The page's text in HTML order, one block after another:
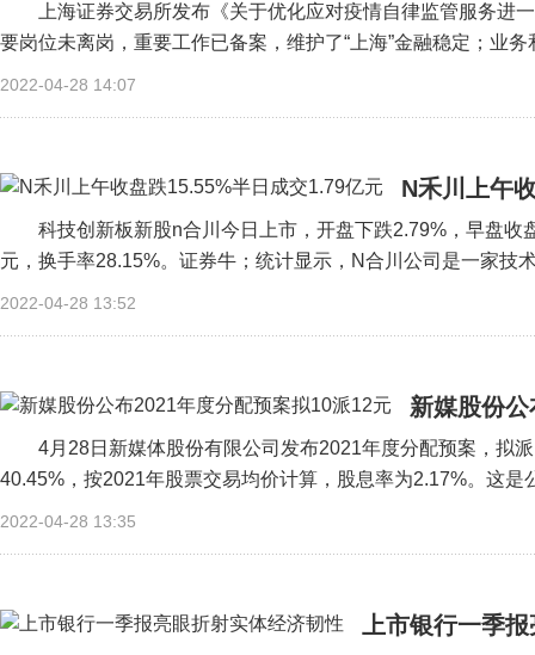
上海证券交易所发布《关于优化应对疫情自律监管服务
要岗位未离岗，重要工作已备案，维护了“上海”金融稳定；业
2022-04-28 14:07
N禾川上午
科技创新板新股n合川今日上市，开盘下跌2.79%，早盘
元，换手率28.15%。证券牛；统计显示，N合川公司是一家技
2022-04-28 13:52
新媒股份
4月28日新媒体股份有限公司发布2021年度分配预案，拟
40.45%，按2021年股票交易均价计算，股息率为2.17%。这是
2022-04-28 13:35
上市银行一季